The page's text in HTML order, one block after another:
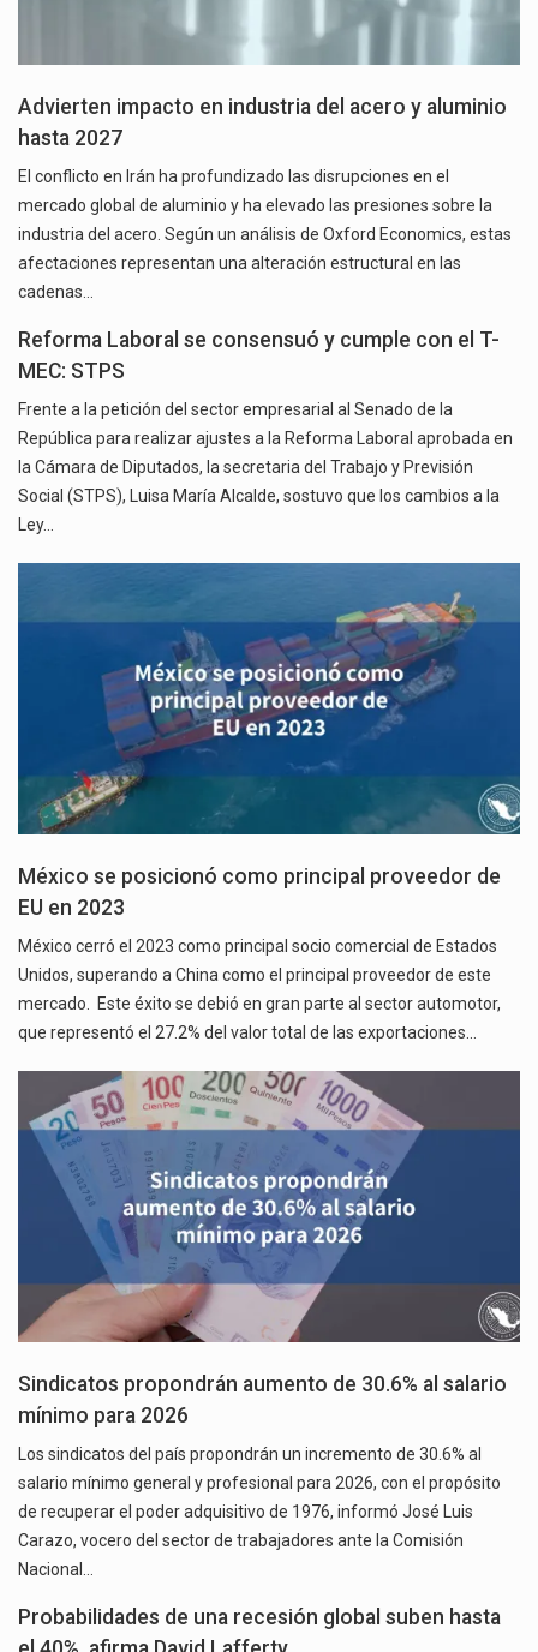
Advierten impacto en industria del acero y aluminio
hasta 2027
El conflicto en Irán ha profundizado las disrupciones en el
mercado global de aluminio y ha elevado las presiones sobre la
industria del acero. Según un análisis de Oxford Economics, estas
afectaciones representan una alteración estructural en las
cadenas…
Reforma Laboral se consensuó y cumple con el T-
MEC: STPS
Frente a la petición del sector empresarial al Senado de la
República para realizar ajustes a la Reforma Laboral aprobada en
la Cámara de Diputados, la secretaria del Trabajo y Previsión
Social (STPS), Luisa María Alcalde, sostuvo que los cambios a la
Ley…
México se posicionó como principal proveedor de
EU en 2023
México cerró el 2023 como principal socio comercial de Estados
Unidos, superando a China como el principal proveedor de este
mercado. Este éxito se debió en gran parte al sector automotor,
que representó el 27.2% del valor total de las exportaciones…
Sindicatos propondrán aumento de 30.6% al salario
mínimo para 2026
Los sindicatos del país propondrán un incremento de 30.6% al
salario mínimo general y profesional para 2026, con el propósito
de recuperar el poder adquisitivo de 1976, informó José Luis
Carazo, vocero del sector de trabajadores ante la Comisión
Nacional…
Probabilidades de una recesión global suben hasta